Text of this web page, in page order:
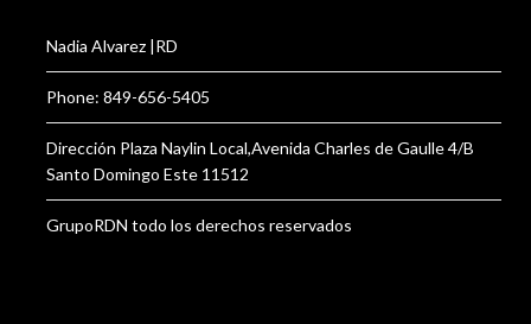
Nadia Alvarez |RD
Phone: 849-656-5405
Dirección Plaza Naylin Local,Avenida Charles de Gaulle 4/B
Santo Domingo Este 11512
GrupoRDN todo los derechos reservados